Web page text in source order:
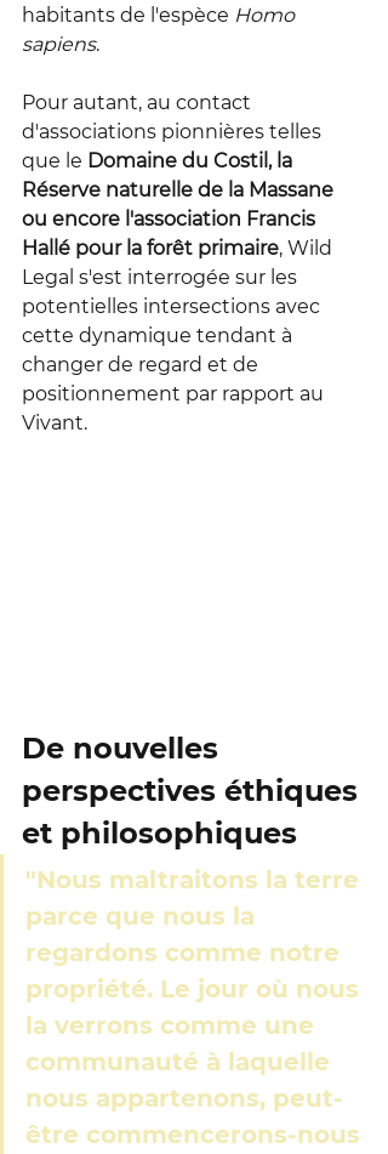
habitants de l'espèce Homo
sapiens.
Pour autant, au contact
d'associations pionnières telles
que le Domaine du Costil, la
Réserve naturelle de la Massane
ou encore l'association Francis
Hallé pour la forêt primaire, Wild
Legal s'est interrogée sur les
potentielles intersections avec
cette dynamique tendant à
changer de regard et de
positionnement par rapport au
Vivant.
De nouvelles
perspectives éthiques
et philosophiques
"Nous maltraitons la terre
parce que nous la
regardons comme notre
propriété. Le jour où nous
la verrons comme une
communauté à laquelle
nous appartenons, peut-
être commencerons-nous